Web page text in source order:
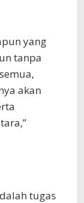
yang
tanpa
akan
tugas